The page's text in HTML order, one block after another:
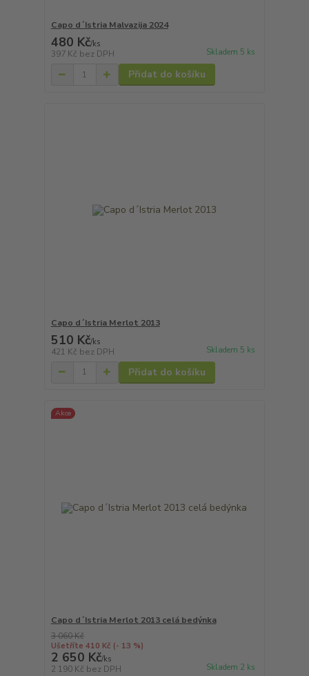
Capo d´Istria Malvazija 2024
480 Kč/ks
397 Kč bez DPH Skladem 5 ks
Přidat do košíku
Capo d´Istria Merlot 2013
510 Kč/ks
421 Kč bez DPH Skladem 5 ks
Přidat do košíku
Akce
Capo d´Istria Merlot 2013 celá bedýnka
3 060 Kč
Ušetříte 410 Kč (- 13 %)
2 650 Kč/ks
2 190 Kč bez DPH Skladem 2 ks